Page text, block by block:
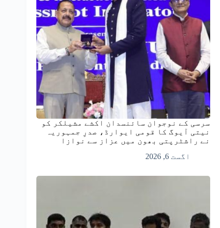
سرسی کے نوجوان سائنسدان اکشے مشیلکر کو
نیتی آیوگ کا قومی ایوارڈ، صدرِ جمہوریہ
نے راشٹرپتی بھون میں عزاز سے نوازا
اگست 6, 2026